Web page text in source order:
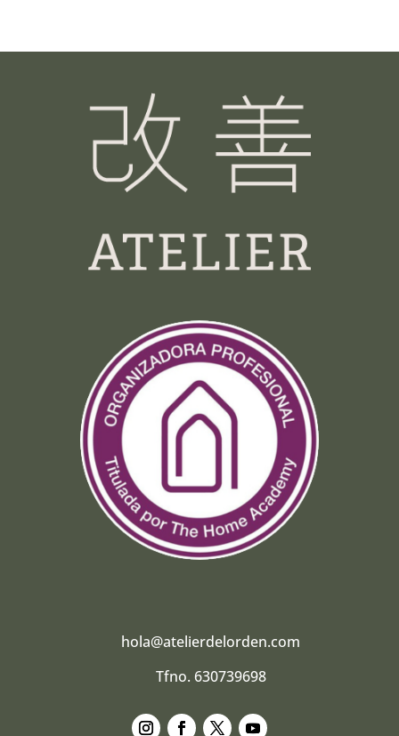
hola@atelierdelorden.com
Tfno. 630739698